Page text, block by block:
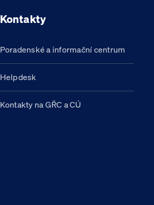
Kontakty
Poradenské a informační centrum
Helpdesk
Kontakty na GŘC a CÚ